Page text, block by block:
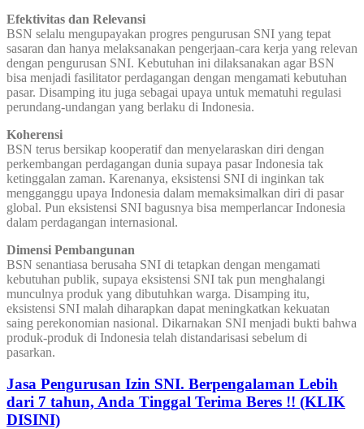
Efektivitas dan Relevansi
BSN selalu mengupayakan progres pengurusan SNI yang tepat
sasaran dan hanya melaksanakan pengerjaan-cara kerja yang relevan
dengan pengurusan SNI. Kebutuhan ini dilaksanakan agar BSN
bisa menjadi fasilitator perdagangan dengan mengamati kebutuhan
pasar. Disamping itu juga sebagai upaya untuk mematuhi regulasi
perundang-undangan yang berlaku di Indonesia.
Koherensi
BSN terus bersikap kooperatif dan menyelaraskan diri dengan
perkembangan perdagangan dunia supaya pasar Indonesia tak
ketinggalan zaman. Karenanya, eksistensi SNI di inginkan tak
mengganggu upaya Indonesia dalam memaksimalkan diri di pasar
global. Pun eksistensi SNI bagusnya bisa memperlancar Indonesia
dalam perdagangan internasional.
Dimensi Pembangunan
BSN senantiasa berusaha SNI di tetapkan dengan mengamati
kebutuhan publik, supaya eksistensi SNI tak pun menghalangi
munculnya produk yang dibutuhkan warga. Disamping itu,
eksistensi SNI malah diharapkan dapat meningkatkan kekuatan
saing perekonomian nasional. Dikarnakan SNI menjadi bukti bahwa
produk-produk di Indonesia telah distandarisasi sebelum di
pasarkan.
Jasa Pengurusan Izin SNI. Berpengalaman Lebih
dari 7 tahun, Anda Tinggal Terima Beres !! (KLIK
DISINI)